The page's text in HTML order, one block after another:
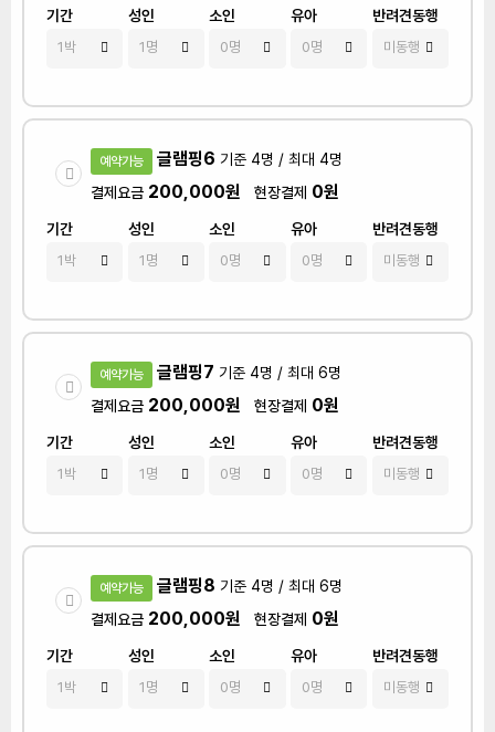
기간 성인 소인 유아 반려견동행
예약가능 글램핑6 기준 4명 / 최대 4명
결제요금 200,000원 현장결제 0원
기간 성인 소인 유아 반려견동행
예약가능 글램핑7 기준 4명 / 최대 6명
결제요금 200,000원 현장결제 0원
기간 성인 소인 유아 반려견동행
예약가능 글램핑8 기준 4명 / 최대 6명
결제요금 200,000원 현장결제 0원
기간 성인 소인 유아 반려견동행